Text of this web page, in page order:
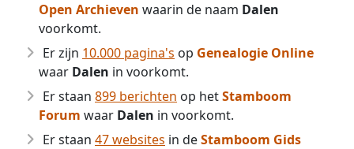
Open Archieven waarin de naam Dalen
voorkomt.
Er zijn 10.000 pagina's op Genealogie Online
waar Dalen in voorkomt.
Er staan 899 berichten op hetStamboom
Forum waar Dalen in voorkomt.
Er staan 47 websites in deStamboom Gids